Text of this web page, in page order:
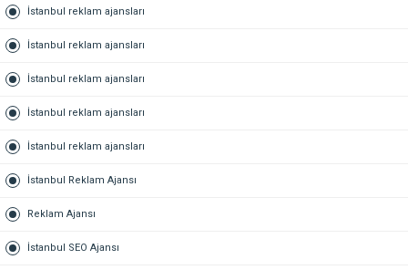
İstanbul reklam ajansları
İstanbul reklam ajansları
İstanbul reklam ajansları
İstanbul reklam ajansları
İstanbul reklam ajansları
İstanbul Reklam Ajansı
Reklam Ajansı
İstanbul SEO Ajansı